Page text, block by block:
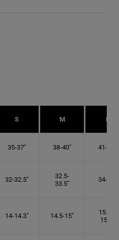
S M L
35-37" 38-40" 41-43"
32-32.5"
32.5-
33.5"
34-35"
14-14.3" 14.5-15"
15.25-
15.5"